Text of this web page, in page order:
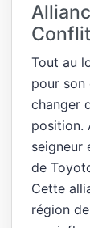
Tout au
pour son
changer
position.
seigneur
de
Cette
région